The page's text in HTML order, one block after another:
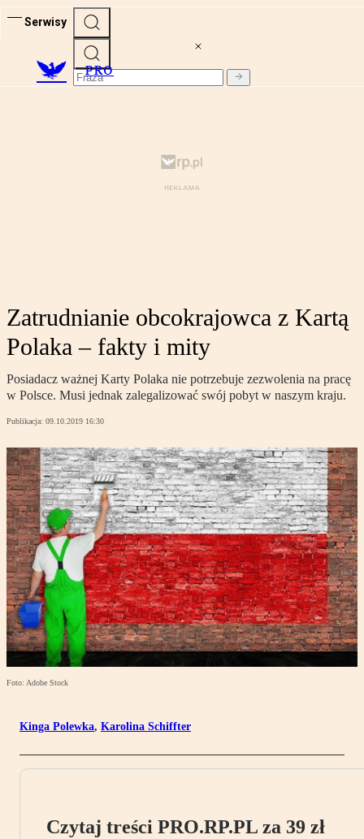
Serwisy
PRO
Zatrudnianie obcokrajowca z Kartą
Polaka – fakty i mity
Posiadacz ważnej Karty Polaka nie potrzebuje zezwolenia na pracę
w Polsce. Musi jednak zalegalizować swój pobyt w naszym kraju.
Publikacja: 09.10.2019 16:30
Foto: Adobe Stock
Kinga Polewka, Karolina Schiffter
Czytaj treści PRO.RP.PL za 39 zł